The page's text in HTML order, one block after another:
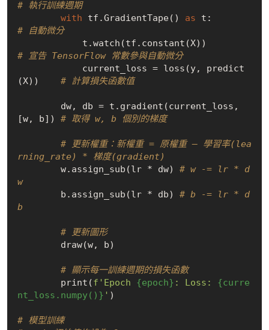
# 執行訓練週期
with tf.GradientTape() as
# 自動微分
# 宣告 TensorFlow 常數參與自動微分
(X)) # 計算損失函數值
[w, b]) # 取得 w, b 個別的梯度
# 更新權重：新權重 = 原權重 — 學習率(lea
rning_rate) * 梯度(gradient)
        w.assign_sub(lr * dw)
# w -= lr * d
w
        b.assign_sub(lr * db)
# b -= lr * d
b
# 更新圖形
# 顯示每一訓練週期的損失函數
        print(
f'Epoch {epoch} : Loss: {curre
nt_loss.numpy()} ' )
# 模型訓練